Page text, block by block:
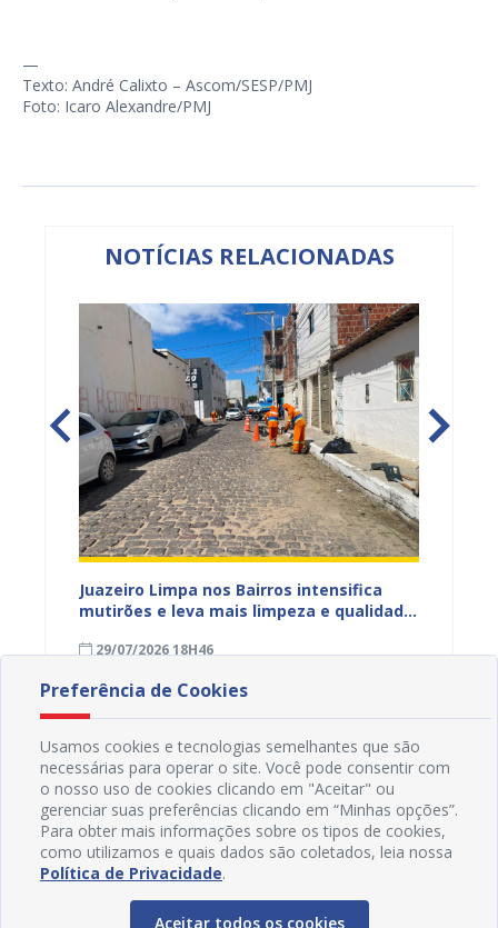
—
Texto: André Calixto – Ascom/SESP/PMJ
Foto: Icaro Alexandre/PMJ
NOTÍCIAS RELACIONADAS
Juazeiro Limpa nos Bairros intensifica
mutirões e leva mais limpeza e qualidade
29/07/2026 18H46
Preferência de Cookies
Usamos cookies e tecnologias semelhantes que são
necessárias para operar o site. Você pode consentir com
o nosso uso de cookies clicando em "Aceitar" ou
gerenciar suas preferências clicando em “Minhas opções”.
Para obter mais informações sobre os tipos de cookies,
como utilizamos e quais dados são coletados, leia nossa
Política de Privacidade.
Aceitar todos os cookies